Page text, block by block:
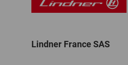
Lindner France SAS